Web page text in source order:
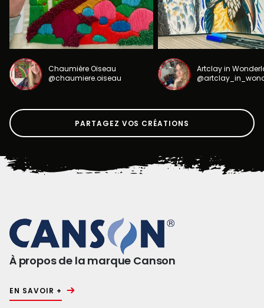
Chaumière Oiseau
@chaumiere.oiseau
Artclay in
PARTAGEZ VOS CRÉATIONS
À propos de la marque Canson
EN SAVOIR +